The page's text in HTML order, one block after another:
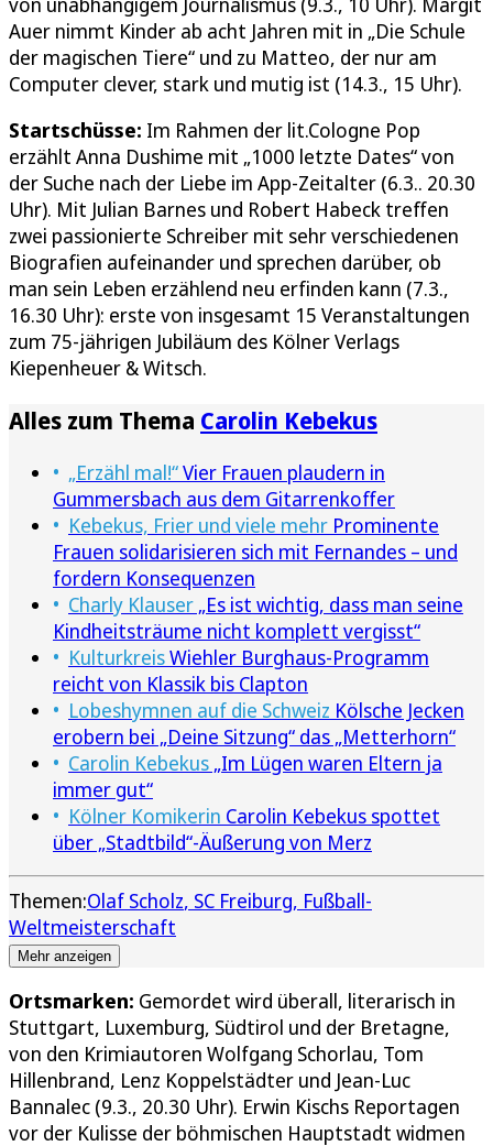
Auer nimmt Kinder ab acht Jahren mit in „Die Schule
der magischen Tiere“ und zu Matteo, der nur am
Computer clever, stark und mutig ist (14.3., 15 Uhr).
Startschüsse: Im Rahmen der lit.Cologne Pop
erzählt Anna Dushime mit „1000 letzte Dates“ von
der Suche nach der Liebe im App-Zeitalter (6.3.. 20.30
Uhr). Mit Julian Barnes und Robert Habeck treffen
zwei passionierte Schreiber mit sehr verschiedenen
Biografien aufeinander und sprechen darüber, ob
man sein Leben erzählend neu erfinden kann (7.3.,
16.30 Uhr): erste von insgesamt 15 Veranstaltungen
zum 75-jährigen Jubiläum des Kölner Verlags
Kiepenheuer & Witsch.
Alles zum Thema Carolin Kebekus
„Erzähl mal!“Vier Frauen plaudern in
Gummersbach aus dem Gitarrenkoffer
Kebekus, Frier und viele mehr Prominente
Frauen solidarisieren sich mit Fernandes – und
fordern Konsequenzen
Charly Klauser „Es ist wichtig, dass man seine
Kindheitsträume nicht komplett vergisst“
KulturkreisWiehler Burghaus-Programm
reicht von Klassik bis Clapton
Lobeshymnen auf die Schweiz Kölsche Jecken
erobern bei „Deine Sitzung“ das „Metterhorn“
Carolin Kebekus „Im Lügen waren Eltern ja
immer gut“
Kölner Komikerin Carolin Kebekus spottet
über „Stadtbild“-Äußerung von Merz
Themen:Olaf Scholz SC Freiburg Fußball-
Weltmeisterschaft
Mehr anzeigen
Ortsmarken: Gemordet wird überall, literarisch in
Stuttgart, Luxemburg, Südtirol und der Bretagne,
von den Krimiautoren Wolfgang Schorlau, Tom
Hillenbrand, Lenz Koppelstädter und Jean-Luc
Bannalec (9.3., 20.30 Uhr). Erwin Kischs Reportagen
vor der Kulisse der böhmischen Hauptstadt widmen